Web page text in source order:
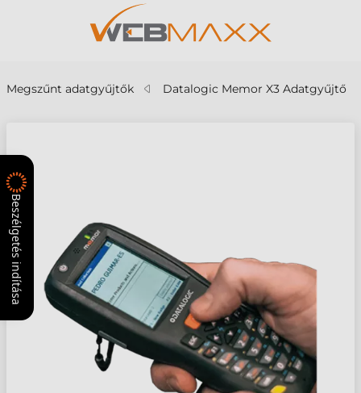
Megszűnt adatgyűjtők Datalogic Memor X3 Adatgyűjtő
Beszélgetés indítása